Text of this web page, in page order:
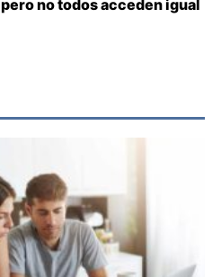
pero no todos acceden igual